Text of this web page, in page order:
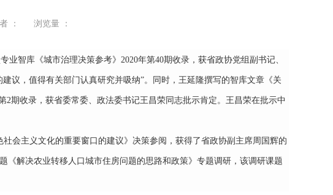
： 浏览量 ：
智库《城市治理决策参考》2020年第40期收录，获省政协党组副书记、
议，值得有关部门认真研究并吸纳”。同时，王延隆撰写的智库文章《关
期收录，获省委常委、政法委书记王昌荣同志批示肯定。王昌荣在批示中
会主义文化的重要窗口的建议》决策参阅，获得了省政协副主席周国辉的
解决农业转移人口城市住房问题的思路和政策》专题调研，该调研课题